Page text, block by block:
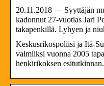
20.11.2018 — Syyttäjän
kadonnut 27-vuotias Jari
takapenkillä. Lyhyen ja
Keskusrikospoliisi ja Itä-
valmiiksi vuonna 2005
henkirikoksen esitutkinnan.